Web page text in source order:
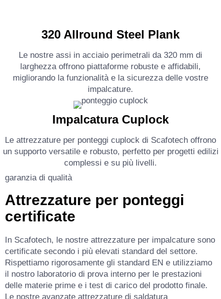
320 Allround Steel Plank
Le nostre assi in acciaio perimetrali da 320 mm di
larghezza offrono piattaforme robuste e affidabili,
migliorando la funzionalità e la sicurezza delle vostre
impalcature.
Impalcatura Cuplock
Le attrezzature per ponteggi cuplock di Scafotech offrono
un supporto versatile e robusto, perfetto per progetti edilizi
complessi e su più livelli.
garanzia di qualità
Attrezzature per ponteggi
certificate
In Scafotech, le nostre attrezzature per impalcature sono
certificate secondo i più elevati standard del settore.
Rispettiamo rigorosamente gli standard EN e utilizziamo
il nostro laboratorio di prova interno per le prestazioni
delle materie prime e i test di carico del prodotto finale.
Le nostre avanzate attrezzature di saldatura